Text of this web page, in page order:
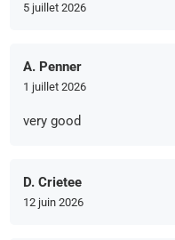
5 juillet 2026
A. Penner
1 juillet 2026
very good
D. Crietee
12 juin 2026